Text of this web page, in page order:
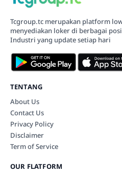
Tcgroup.tc merupakan platform
menyediakan loker di berbagai
Industri yang update setiap hari
TENTANG
About Us
Contact Us
Privacy Policy
Disclaimer
Term of Service
OUR FLATFORM